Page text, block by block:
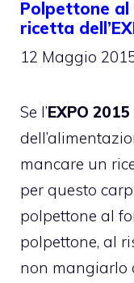
Polpettone
ricetta
12 Maggio
Se l’EXPO 2015
mancare un
per questo
polpettone al
polpettone, al
non mangiarlo